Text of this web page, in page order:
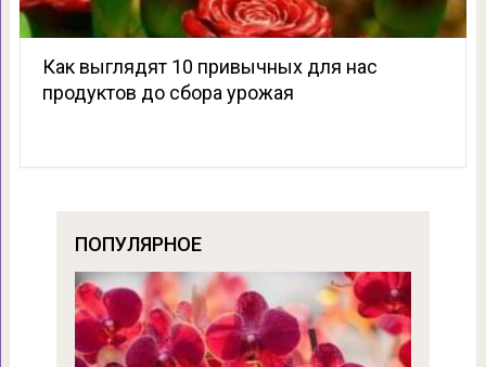
Как выглядят 10 привычных для нас
продуктов до сбора урожая
ПОПУЛЯРНОЕ